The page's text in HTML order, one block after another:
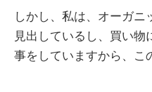
しかし、私は、オーガニ
見出しているし、買い
事をしていますから、こ